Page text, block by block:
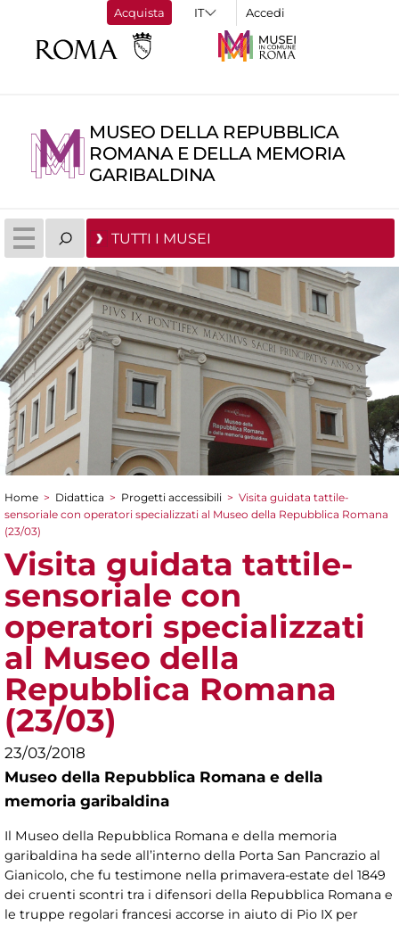
Acquista Accedi
MUSEO DELLA REPUBBLICA
ROMANA E DELLA MEMORIA
GARIBALDINA
TUTTI I MUSEI
Tu sei qui
Home > Didattica > Progetti accessibili > Visita guidata tattile-
sensoriale con operatori specializzati al Museo della Repubblica Romana
(23/03)
Visita guidata tattile-
sensoriale con
operatori specializzati
al Museo della
Repubblica Romana
(23/03)
23/03/2018
Museo della Repubblica Romana e della
memoria garibaldina
Il Museo della Repubblica Romana e della memoria
garibaldina ha sede all’interno della Porta San Pancrazio al
Gianicolo, che fu testimone nella primavera-estate del 1849
dei cruenti scontri tra i difensori della Repubblica Romana e
le truppe regolari francesi accorse in aiuto di Pio IX per